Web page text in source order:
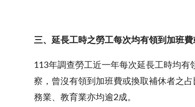
三、延長工時之勞工每次均有領到加班
113年調查勞工近一年每次延長工時均有
察，曾沒有領到加班費或換取補休者之
務業、教育業亦均逾2成。